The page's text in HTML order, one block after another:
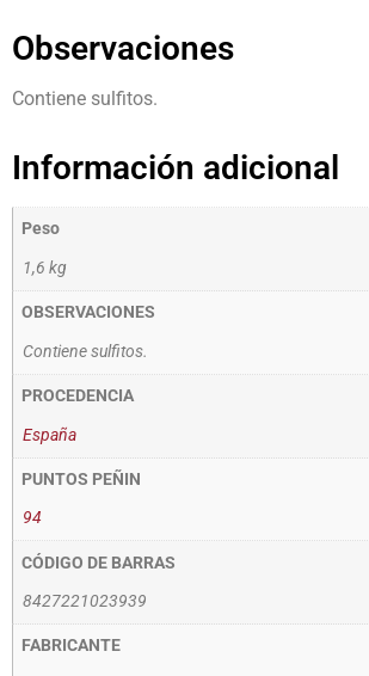
Observaciones
Contiene sulfitos.
Información adicional
Peso
1,6 kg
OBSERVACIONES
Contiene sulfitos.
PROCEDENCIA
España
PUNTOS PEÑIN
94
CÓDIGO DE BARRAS
8427221023939
FABRICANTE